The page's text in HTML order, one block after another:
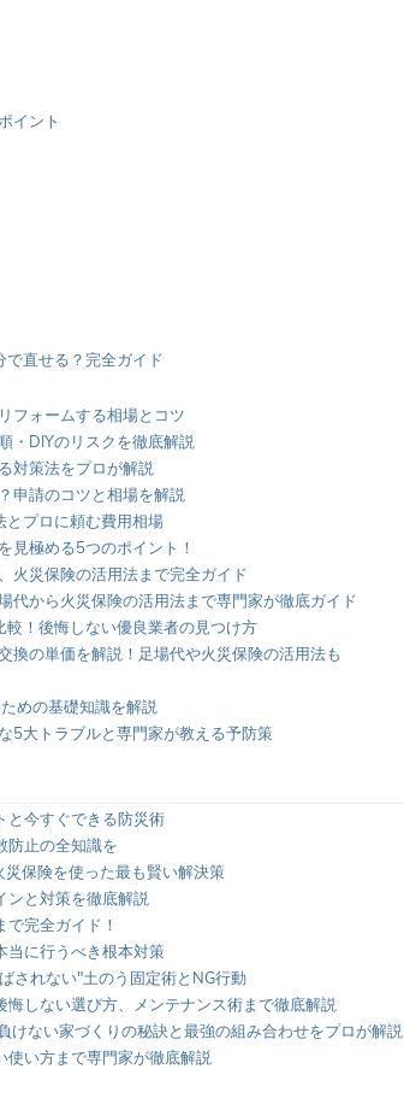
イント
で直せる？完全ガイド
フォームする相場とコツ
・DIYのリスクを徹底解説
対策法をプロが解説
申請のコツと相場を解説
とプロに頼む費用相場
見極める5つのポイント！
火災保険の活用法まで完全ガイド
代から火災保険の活用法まで専門家が徹底ガイド
較！後悔しない優良業者の見つけ方
換の単価を解説！足場代や火災保険の活用法も
めの基礎知識を解説
5大トラブルと専門家が教える予防策
と今すぐできる防災術
防止の全知識を
保険を使った最も賢い解決策
ンと対策を徹底解説
完全ガイド！
当に行うべき根本対策
されない"土のう固定術とNG行動
悔しない選び方、メンテナンス術まで徹底解説
けない家づくりの秘訣と最強の組み合わせをプロが解説
使い方まで専門家が徹底解説